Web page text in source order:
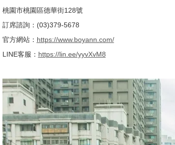
桃園市桃園區德華街128號
訂席諮詢：(03)379-5678
官方網站： https://www.boyann.com/
LINE客服： https://lin.ee/yyvXvM8